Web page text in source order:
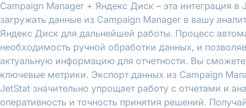
Campaign Manager + Яндекс Диск – эта интеграция в
загружать данные из Campaign Manager в вашу
Яндекс Диск для дальнейшей работы. Процесс
необходимость ручной обработки данных, и
актуальную информацию для отчетности. Вы сможете
ключевые метрики. Экспорт данных из Campaign
JetStat значительно упрощает работу с отчетами и
оперативность и точность принятия решений.